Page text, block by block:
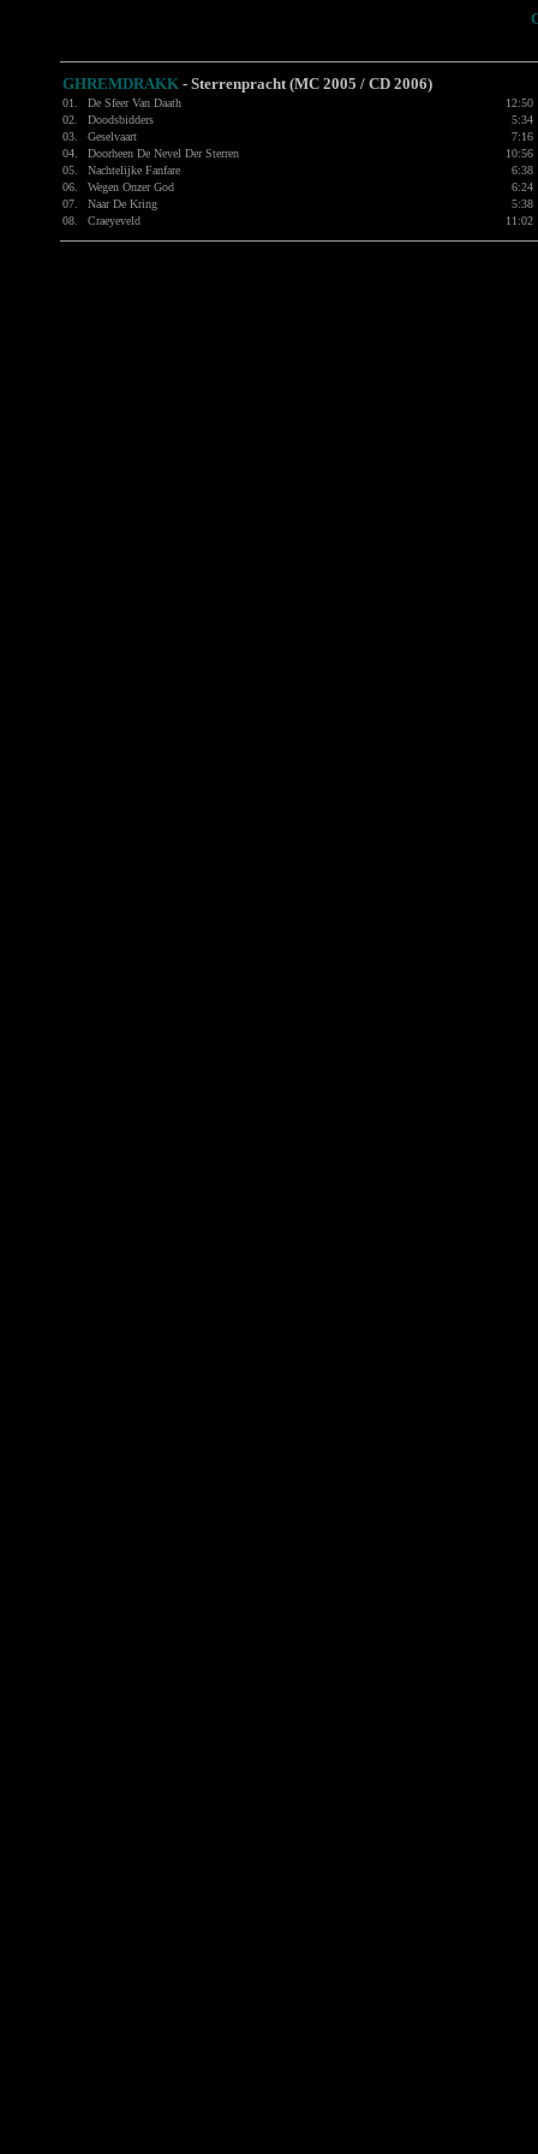
GHREMDRAKK - Sterrenpracht (MC 2005 / CD 2006)
01. De Sfeer Van Daath
12:50
02.
Doodsbidders
5:34
03.
Geselvaart
7:16
04.
Doorheen De Nevel Der Sterren
10:56
05.
Nachtelijke Fanfare
6:38
06.
Wegen Onzer God
6:24
07.
Naar De Kring
5:38
08.
Craeyeveld 11:02